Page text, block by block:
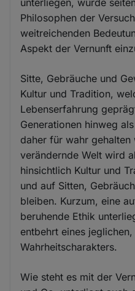
unterliegen, wurde
Philosophen der
weitreichenden
Aspekt der Vernunft
Sitte, Gebräuche und
Kultur und Tradition,
Lebenserfahrung
Generationen hinweg
daher für wahr gehalten
verändernde Welt wird
hinsichtlich Kultur und
und auf Sitten,
bleiben. Kurzum, eine
beruhende Ethik
entbehrt eines
Wahrheitscharakters.
Wie steht es mit der